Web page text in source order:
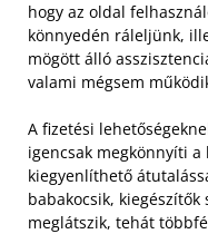
hogy az oldal
könnyedén ráleljünk,
mögött álló
valami mégsem
A fizetési
igencsak megkönnyíti
kiegyenlíthető
babakocsik, kiegészítők
meglátszik, tehát